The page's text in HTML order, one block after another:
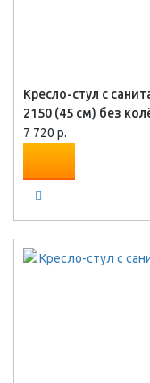
Кресло-стул с
2150 (45 см) без
7 720 р.